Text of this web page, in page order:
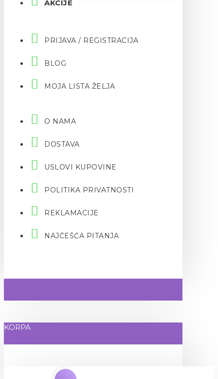
AKCIJE
PRIJAVA / REGISTRACIJA
BLOG
MOJA LISTA ŽELJA
O NAMA
DOSTAVA
USLOVI KUPOVINE
POLITIKA PRIVATNOSTI
REKLAMACIJE
NAJČEŠĆA PITANJA
KORPA